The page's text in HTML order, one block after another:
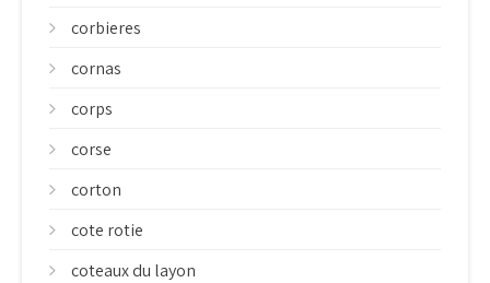
corbieres
cornas
corps
corse
corton
cote rotie
coteaux du layon